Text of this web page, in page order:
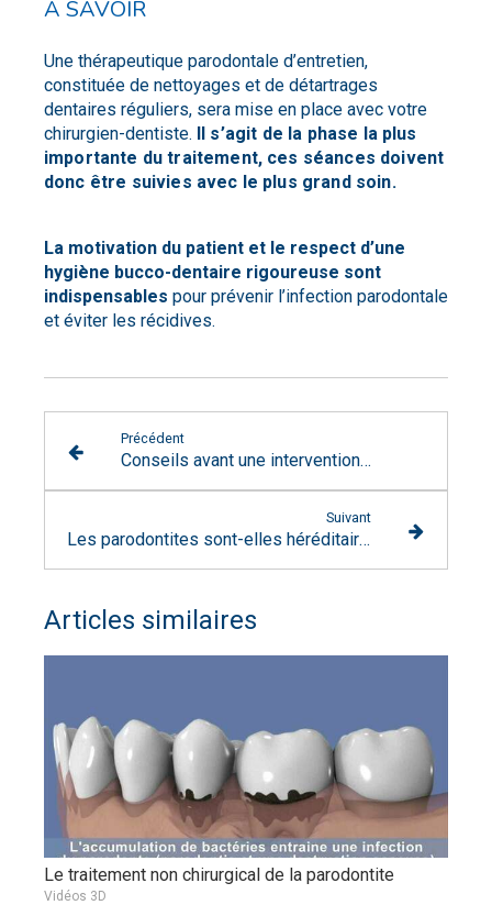
À SAVOIR
Une thérapeutique parodontale d’entretien,
constituée de nettoyages et de détartrages
dentaires réguliers, sera mise en place avec votre
chirurgien-dentiste. Il s’agit de la phase la plus
importante du traitement, ces séances doivent
donc être suivies avec le plus grand soin.
La motivation du patient et le respect d’une
hygiène bucco-dentaire rigoureuse sont
indispensables pour prévenir l’infection parodontale
et éviter les récidives.
Précédent
Conseils avant une intervention chirurgicale dentaire
Suivant
Les parodontites sont-elles héréditaires ?
Articles similaires
Le traitement non chirurgical de la parodontite
Vidéos 3D